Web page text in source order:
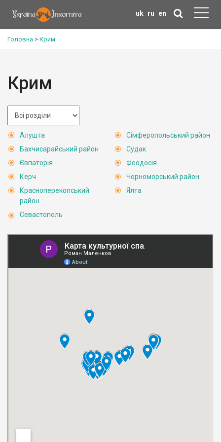
uk ru en
Головна > Крим
Крим
Алушта
Бахчисарайський район
Євпаторія
Керч
Красноперекопський
район
Севастополь
Сімферопольський район
Судак
Феодосія
Чорноморський район
Ялта